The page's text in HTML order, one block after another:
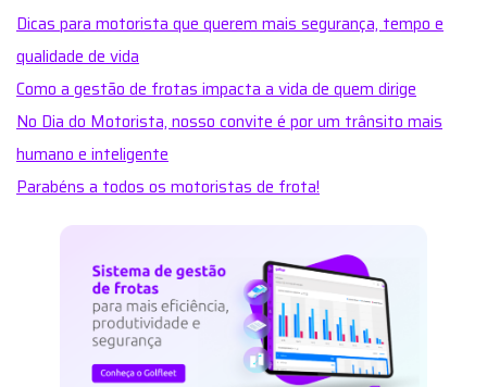
Dicas para motorista que querem mais segurança, tempo e
qualidade de vida
Como a gestão de frotas impacta a vida de quem dirige
No Dia do Motorista, nosso convite é por um trânsito mais
humano e inteligente
Parabéns a todos os motoristas de frota!